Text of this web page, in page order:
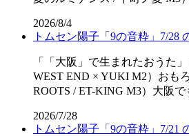
2026/8/4
トムセン陽子「9の音粋」7/28
「「⼤阪」で⽣まれたおうた
WEST END × YUKI M2）おも
ROOTS / ET-KING M3）大阪
2026/7/28
トムセン陽子「9の音粋」7/21